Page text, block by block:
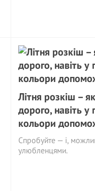
Літня розкіш –
дорого, навіть
кольори
Спробуйте — і,
улюбленцями.